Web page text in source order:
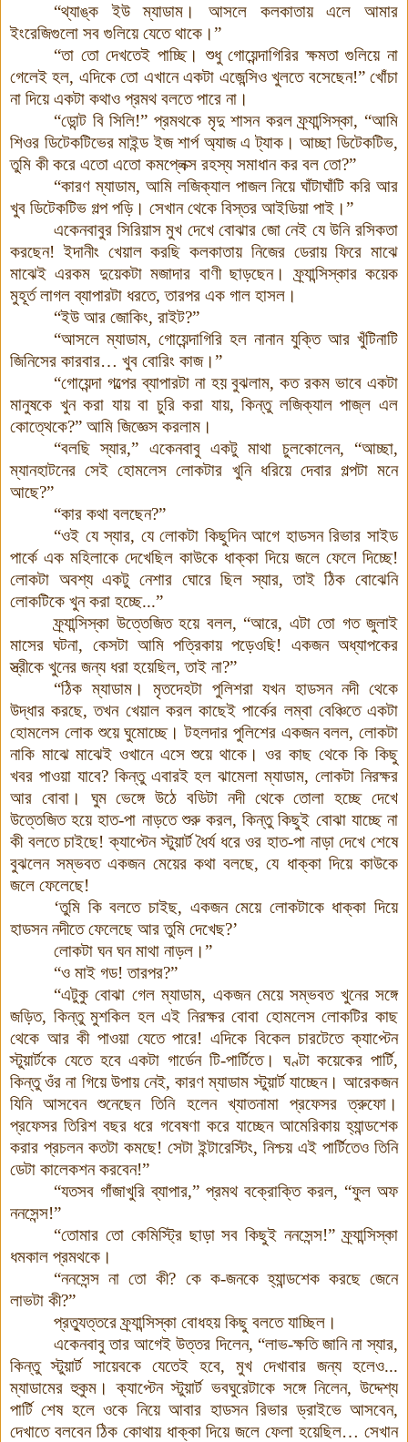
“থ্যাঙ্ক ইউ ম্যাডাম। আসলে কলকাতায় এলে আমার
ইংরেজিগুলো সব গুলিয়ে যেতে থাকে।”
“তা তো দেখতেই পাচ্ছি। শুধু গোয়েন্দাগিরির ক্ষমতা গুলিয়ে না
গেলেই হল, এদিকে তো এখানে একটা এজেন্সিও খুলতে বসেছেন!” খোঁচা
না দিয়ে একটা কথাও প্রমথ বলতে পারে না।
“ডোন্ট বি সিলি!” প্রমথকে মৃদু শাসন করল ফ্র্যান্সিস্কা, “আমি
শিওর ডিটেকটিভের মাইন্ড ইজ শার্প অ্যাজ এ ট্যাক। আচ্ছা ডিটেকটিভ,
তুমি কী করে এতো এতো কমপ্লেক্স রহস্য সমাধান কর বল তো?”
“কারণ ম্যাডাম, আমি লজিক্যাল পাজল নিয়ে ঘাঁটাঘাঁটি করি আর
খুব ডিটেকটিভ গল্প পড়ি। সেখান থেকে বিস্তর আইডিয়া পাই।”
একেনবাবুর সিরিয়াস মুখ দেখে বোঝার জো নেই যে উনি রসিকতা
করছেন! ইদানীং খেয়াল করছি কলকাতায় নিজের ডেরায় ফিরে মাঝে
মাঝেই এরকম দুয়েকটা মজাদার বাণী ছাড়ছেন। ফ্র্যান্সিস্কার কয়েক
মুহূর্ত লাগল ব্যাপারটা ধরতে,তারপর এক গাল হাসল।
“ইউ আর জোকিং, রাইট?”
“আসলে ম্যাডাম, গোয়েন্দাগিরি হল নানান যুক্তি আর খুঁটিনাটি
জিনিসের কারবার… খুব বোরিং কাজ।”
“গোয়েন্দা গল্পের ব্যাপারটা না হয় বুঝলাম, কত রকম ভাবে একটা
মানুষকে খুন করা যায় বা চুরি করা যায়, কিন্তু লজিক্যাল পাজ্‌ল এল
কোত্থেকে?” আমি জিজ্ঞেস করলাম।
“বলছি স্যার,” একেনবাবু একটু মাথা চুলকোলেন, “আচ্ছা,
ম্যানহাটনের সেই হোমলেস লোকটার খুনি ধরিয়ে দেবার গল্পটা মনে
আছে?”
“কার কথা বলছেন?”
“ওই যে স্যার, যে লোকটা কিছুদিন আগে হাডসন রিভার সাইড
পার্কে এক মহিলাকে দেখেছিল কাউকে ধাক্কা দিয়ে জলে ফেলে দিচ্ছে!
লোকটা অবশ্য একটু নেশার ঘোরে ছিল স্যার,তাই ঠিক বোঝেনি
লোকটিকে খুন করা হচ্ছে...”
ফ্র্যান্সিস্কা উত্তেজিত হয়ে বলল, “আরে, এটা তো গত জুলাই
মাসের ঘটনা, কেসটা আমি পত্রিকায় পড়েওছি! একজন অধ্যাপকের
স্ত্রীকে খুনের জন্য ধরা হয়েছিল,তাই না?”
“ঠিক ম্যাডাম। মৃতদেহটা পুলিশরা যখন হাডসন নদী থেকে
উদ্ধার করছে,তখন খেয়াল করল কাছেই পার্কের লম্বা বেঞ্চিতে একটা
হোমলেস লোক শুয়ে ঘুমোচ্ছে। টহলদার পুলিশের একজন বলল, লোকটা
নাকি মাঝে মাঝেই ওখানে এসে শুয়ে থাকে।ওর কাছ থেকে কি কিছু
খবর পাওয়া যাবে? কিন্তু এবারই হল ঝামেলা ম্যাডাম,লোকটা নিরক্ষর
আর বোবা। ঘুম ভেঙ্গে উঠে বডিটা নদী থেকে তোলা হচ্ছে দেখে
উত্তেজিত হয়ে হাত-পা নাড়তে শুরু করল,কিন্তু কিছুই বোঝা যাচ্ছে না
কী বলতে চাইছে! ক্যাপ্টেন স্টুয়ার্ট ধৈর্য ধরে ওর হাত-পা নাড়া দেখে শেষে
বুঝলেন সম্ভবত একজন মেয়ের কথা বলছে,যে ধাক্কা দিয়ে কাউকে
জলে ফেলেছে!
‘তুমি কি বলতে চাইছ, একজন মেয়ে লোকটাকে ধাক্কা দিয়ে
হাডসন নদীতে ফেলেছে আর তুমি দেখেছ?’
লোকটা ঘন ঘন মাথা নাড়ল।”
“ও মাই গড! তারপর?”
“এটুকু বোঝা গেল ম্যাডাম, একজন মেয়ে সম্ভবত খুনের সঙ্গে
জড়িত, কিন্তু মুশকিল হল এই নিরক্ষর বোবা হোমলেস লোকটির কাছ
থেকে আর কী পাওয়া যেতে পারে! এদিকে বিকেল চারটেতে ক্যাপ্টেন
স্টুয়ার্টকে যেতে হবে একটা গার্ডেন টি-পার্টিতে। ঘণ্টা কয়েকের পার্টি,
কিন্তু ওঁর না গিয়ে উপায় নেই, কারণ ম্যাডাম স্টুয়ার্ট যাচ্ছেন। আরেকজন
যিনি আসবেন শুনেছেন তিনি হলেন খ্যাতনামা প্রফেসর ত্রুফো ।
প্রফেসর তিরিশ বছর ধরে গবেষণা করে যাচ্ছেন আমেরিকায় হ্যান্ডশেক
করার প্রচলন কতটা কমছে! সেটা ইন্টারেস্টিং, নিশ্চয় এই পার্টিতেও তিনি
ডেটা কালেকশন করবেন!”
“যতসব গাঁজাখুরি ব্যাপার,” প্রমথ বক্রোক্তি করল, “ফুল অফ
ননসেন্স!”
“তোমার তো কেমিস্ট্রি ছাড়া সব কিছুই ননসেন্স!” ফ্র্যান্সিস্কা
ধমকাল প্রমথকে।
“ননসেন্স না তো কী? কে ক-জনকে হ্যান্ডশেক করছে জেনে
লাভটা কী?”
প্রত্যুত্তরে ফ্র্যান্সিস্কা বোধহয় কিছু বলতে যাচ্ছিল।
একেনবাবু তার আগেই উত্তর দিলেন, “লাভ-ক্ষতি জানি না স্যার,
কিন্তু স্টুয়ার্ট সায়েবকে যেতেই হবে, মুখ দেখাবার জন্য হলেও...
ম্যাডামের হুকুম। ক্যাপ্টেন স্টুয়ার্ট ভবঘুরেটাকে সঙ্গে নিলেন,উদ্দেশ্য
পার্টি শেষ হলে ওকে নিয়ে আবার হাডসন রিভার ড্রাইভে আসবেন,
দেখাতে বলবেন ঠিক কোথায় ধাক্কা দিয়ে জলে ফেলা হয়েছিল… সেখান